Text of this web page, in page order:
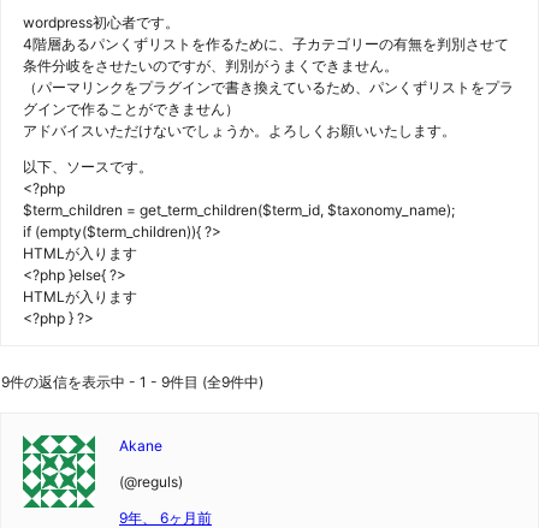
wordpress初心者です。
4階層あるパンくずリストを作るために、子カテゴリーの有無を判別させて
条件分岐をさせたいのですが、判別がうまくできません。
（パーマリンクをプラグインで書き換えているため、パンくずリストをプラ
グインで作ることができません）
アドバイスいただけないでしょうか。よろしくお願いいたします。
以下、ソースです。
<?php
$term_children = get_term_children($term_id, $taxonomy_name);
if (empty($term_children)){ ?>
HTMLが入ります
<?php }else{ ?>
HTMLが入ります
<?php } ?>
9件の返信を表示中 - 1 - 9件目 (全9件中)
Akane
(@reguls)
9年、 6ヶ月前